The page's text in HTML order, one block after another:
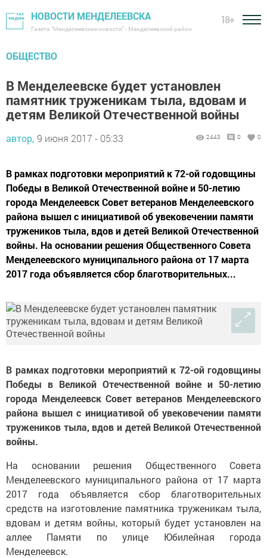
НОВОСТИ МЕНДЕЛЕЕВСКА
Газета "Менделеевские новости" - Менделеевский район
18+
ОБЩЕСТВО
В Менделеевске будет установлен
памятник труженикам тыла, вдовам и
детям Великой Отечественной войны
автор, 9 июня 2017 - 05:33 2443 0 0
В рамках подготовки мероприятий к 72-ой годовщины
Победы в Великой Отечественной войне и 50-летию
города Менделеевск Совет ветеранов Менделеевского
района вышел с инициативой об увековечении памяти
тружеников тыла, вдов и детей Великой Отечественной
войны. На основании решения Общественного Совета
Менделеевского муниципального района от 17 марта
2017 года объявляется сбор благотворительных...
В рамках подготовки мероприятий к 72-ой годовщины
Победы в Великой Отечественной войне и 50-летию
города Менделеевск Совет ветеранов Менделеевского
района вышел с инициативой об увековечении памяти
тружеников тыла, вдов и детей Великой Отечественной
войны.
На основании решения Общественного Совета
Менделеевского муниципального района от 17 марта
2017 года объявляется сбор благотворительных
средств на изготовление памятника труженикам тыла,
вдовам и детям войны, который будет установлен на
аллее Памяти по улице Юбилейная города
Менделеевск.